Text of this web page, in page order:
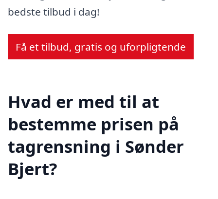
bedste tilbud i dag!
Få et tilbud, gratis og uforpligtende
Hvad er med til at
bestemme prisen på
tagrensning i Sønder
Bjert?